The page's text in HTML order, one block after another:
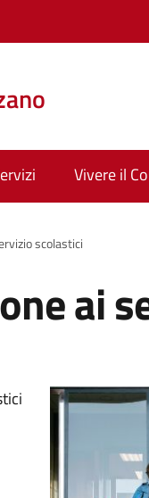
Vivere il
scolastici
ai